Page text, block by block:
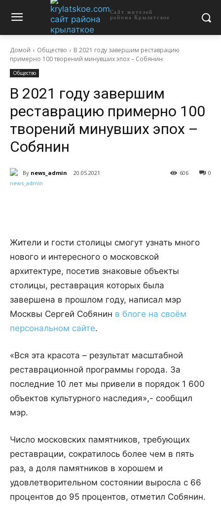
Сайт жителей
района Крылатское
Домой Общество
В 2021 году завершим реставрацию
примерно 100 творений минувших эпох – Собянин
Общество
В 2021 году завершим
реставрацию примерно 100
творений минувших эпох –
Собянин
By news_admin 20.05.2021 0
606
Жители и гости столицы смогут узнать много
нового и интересного о московской
архитектуре, посетив знаковые объекты
столицы, реставрация которых была
завершена в прошлом году, написал мэр
Москвы Сергей Собянин в блоге на своём
персональном сайте.
«Вся эта красота – результат масштабной
реставрационной программы города. За
последние 10 лет мы привели в порядок 1 600
объектов культурного наследия»,- сообщил
мэр.
Число московских памятников, требующих
реставрации, сократилось более чем в пять
раз, а доля памятников в хорошем и
удовлетворительном состоянии выросла с 66
процентов до 95 процентов, отметил Собянин.